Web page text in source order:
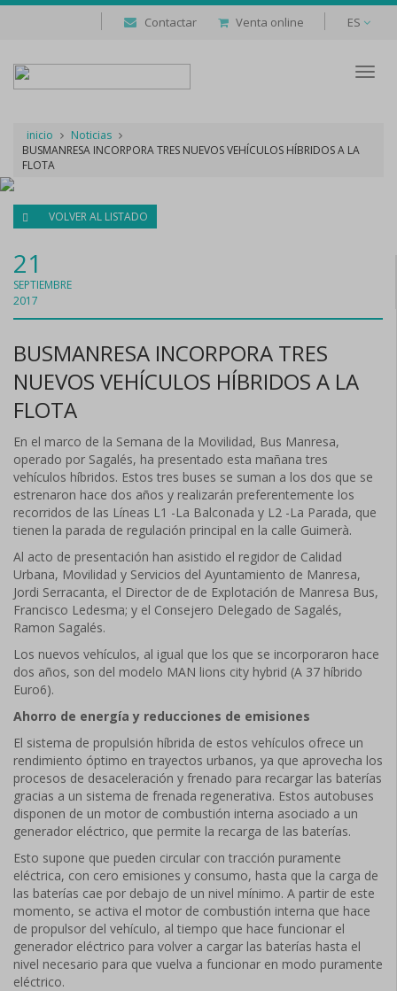
Contactar Venta online ES
inicio
Noticias
BUSMANRESA INCORPORA TRES NUEVOS VEHÍCULOS HÍBRIDOS A LA
FLOTA
VOLVER AL LISTADO
21
SEPTIEMBRE
2017
BUSMANRESA INCORPORA TRES
NUEVOS VEHÍCULOS HÍBRIDOS A LA
FLOTA
En el marco de la Semana de la Movilidad, Bus Manresa,
operado por Sagalés, ha presentado esta mañana tres
vehículos híbridos. Estos tres buses se suman a los dos que se
estrenaron hace dos años y realizarán preferentemente los
recorridos de las Líneas L1 -La Balconada y L2 -La Parada, que
tienen la parada de regulación principal en la calle Guimerà.
Al acto de presentación han asistido el regidor de Calidad
Urbana, Movilidad y Servicios del Ayuntamiento de Manresa,
Jordi Serracanta, el Director de de Explotación de Manresa Bus,
Francisco Ledesma; y el Consejero Delegado de Sagalés,
Ramon Sagalés.
Los nuevos vehículos, al igual que los que se incorporaron hace
dos años, son del modelo MAN lions city hybrid (A 37 híbrido
Euro6).
Ahorro de energía y reducciones de emisiones
El sistema de propulsión híbrida de estos vehículos ofrece un
rendimiento óptimo en trayectos urbanos, ya que aprovecha los
procesos de desaceleración y frenado para recargar las baterías
gracias a un sistema de frenada regenerativa. Estos autobuses
disponen de un motor de combustión interna asociado a un
generador eléctrico, que permite la recarga de las baterías.
Esto supone que pueden circular con tracción puramente
eléctrica, con cero emisiones y consumo, hasta que la carga de
las baterías cae por debajo de un nivel mínimo. A partir de este
momento, se activa el motor de combustión interna que hace
de propulsor del vehículo, al tiempo que hace funcionar el
generador eléctrico para volver a cargar las baterías hasta el
nivel necesario para que vuelva a funcionar en modo puramente
eléctrico.